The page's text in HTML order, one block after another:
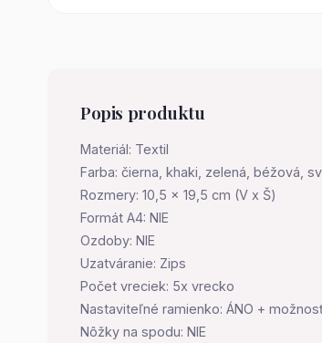
Popis produktu
Materiál: Textil
Farba: čierna, khaki, zelená, béžová,
Rozmery: 10,5 x 19,5 cm (V x Š)
Formát A4: NIE
Ozdoby: NIE
Uzatváranie: Zips
Počet vreciek: 5x vrecko
Nastaviteľné ramienko: ÁNO +
Nôžky na spodu: NIE